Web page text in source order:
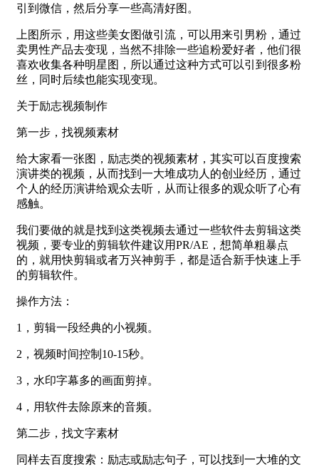
引到微信，然后分享一些高清好图。
上图所示，用这些美女图做引流，可以用来引男粉，通过
卖男性产品去变现，当然不排除一些追粉爱好者，他们很
喜欢收集各种明星图，所以通过这种方式可以引到很多粉
丝，同时后续也能实现变现。
关于励志视频制作
第一步，找视频素材
给大家看一张图，励志类的视频素材，其实可以百度搜索
演讲类的视频，从而找到一大堆成功人的创业经历，通过
个人的经历演讲给观众去听，从而让很多的观众听了心有
感触。
我们要做的就是找到这类视频去通过一些软件去剪辑这类
视频，要专业的剪辑软件建议用PR/AE，想简单粗暴点
的，就用快剪辑或者万兴神剪手，都是适合新手快速上手
的剪辑软件。
操作方法：
1，剪辑一段经典的小视频。
2，视频时间控制10-15秒。
3，水印字幕多的画面剪掉。
4，用软件去除原来的音频。
第二步，找文字素材
同样去百度搜索：励志或励志句子，可以找到一大堆的文